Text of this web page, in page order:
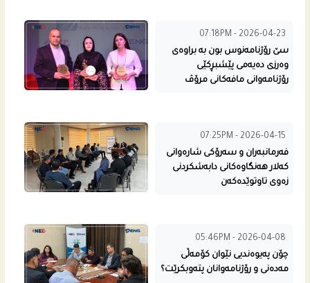
07:18PM - 2026-04-23
سێ رۆژنامه‌نوس بون به‌ براوه‌ى
وه‌رزی ده‌یه‌مى پێشبڕكێی
رۆژنامه‌وانی مافه‌كانى مرۆڤ
07:25PM - 2026-04-15
فەرمانبەران و سه‌رۆكى شاره‌وانى
كه‌لار هه‌نگاوه‌كانى دابه‌شكردنى
زه‌وی تاوتوێدەکەن
05:46PM - 2026-04-08
چۆن په‌یوه‌ندیی نێوان كۆمه‌ڵی
مه‌ده‌نی و رۆژنامه‌وانان پته‌وبكرێت؟